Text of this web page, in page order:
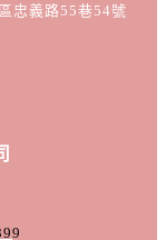
忠義路55巷54號
9